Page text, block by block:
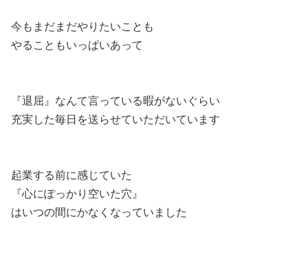
今もまだまだやりたいことも
やることもいっぱいあって
『退屈』なんて言っている暇がないぐらい
充実した毎日を送らせていただいています
起業する前に感じていた
『心にぽっかり空いた穴』
はいつの間にかなくなっていました